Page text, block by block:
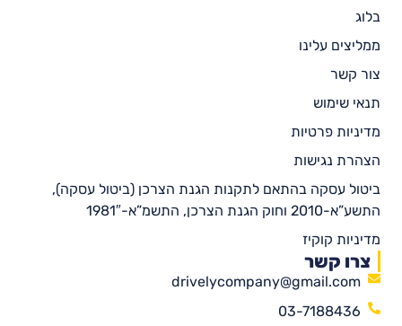
בלוג
ממליצים עלינו
צור קשר
תנאי שימוש
מדיניות פרטיות
הצהרת נגישות
ביטול עסקה בהתאם לתקנות הגנת הצרכן (ביטול עסקה),
התשע”א-2010 וחוק הגנת הצרכן, התשמ”א-1981″
מדיניות קוקיז
צרו קשר
drivelycompany@gmail.com
03-7188436